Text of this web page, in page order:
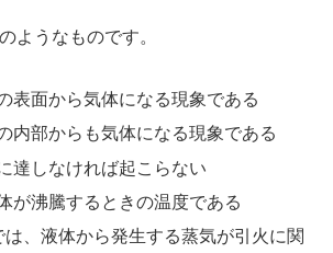
ようなものです。
表面から気体になる現象である
内部からも気体になる現象である
達しなければ起こらない
が沸騰するときの温度である
、液体から発生する蒸気が引火に関